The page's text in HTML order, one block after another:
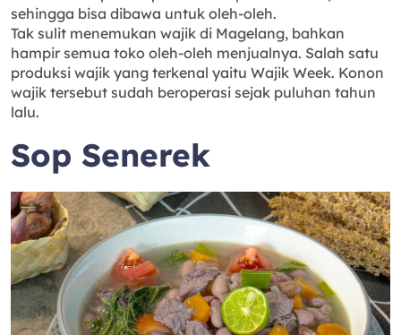
sehingga bisa dibawa untuk oleh-oleh.
Tak sulit menemukan wajik di Magelang, bahkan
hampir semua toko oleh-oleh menjualnya. Salah satu
produksi wajik yang terkenal yaitu Wajik Week. Konon
wajik tersebut sudah beroperasi sejak puluhan tahun
lalu.
Sop Senerek